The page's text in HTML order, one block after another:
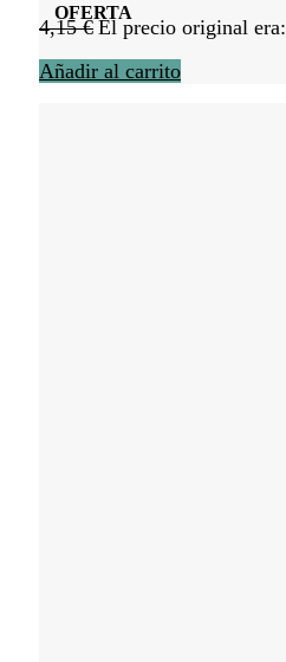
OFERTA
4,15€ El precio original
Añadir al carrito